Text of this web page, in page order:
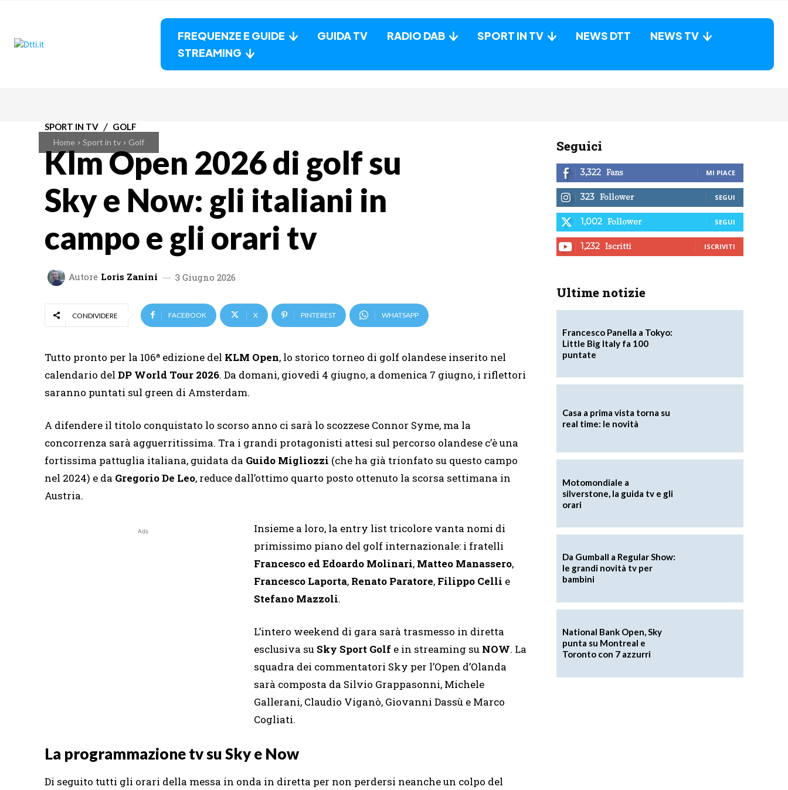
FREQUENZE E GUIDE GUIDA TV RADIO DAB SPORT IN TV NEWS DTT
NEWS TV
STREAMING
Home Sport in tv Golf
SPORT IN TV GOLF
Klm Open 2026 di golf su
Sky e Now: gli italiani in
campo e gli orari tv
Autore Loris Zanini 3 Giugno 2026
CONDIVIDERE FACEBOOK X PINTEREST WHATSAPP
Tutto pronto per la 106ª edizione del KLM Open, lo storico torneo di golf olandese inserito nel
calendario del DP World Tour 2026. Da domani, giovedì 4 giugno, a domenica 7 giugno, i riflettori
saranno puntati sul green di Amsterdam.
A difendere il titolo conquistato lo scorso anno ci sarà lo scozzese Connor Syme, ma la
concorrenza sarà agguerritissima. Tra i grandi protagonisti attesi sul percorso olandese c’è una
fortissima pattuglia italiana, guidata da Guido Migliozzi (che ha già trionfato su questo campo
nel 2024) e da Gregorio De Leo, reduce dall’ottimo quarto posto ottenuto la scorsa settimana in
Austria.
Ads
Insieme a loro, la entry list tricolore vanta nomi di
primissimo piano del golf internazionale: i fratelli
Francesco ed Edoardo Molinari, Matteo Manassero,
Francesco Laporta, Renato Paratore, Filippo Celli e
Stefano Mazzoli.
L’intero weekend di gara sarà trasmesso in diretta
esclusiva su Sky Sport Golf e in streaming su NOW. La
squadra dei commentatori Sky per l’Open d’Olanda
sarà composta da Silvio Grappasonni, Michele
Gallerani, Claudio Viganò, Giovanni Dassù e Marco
Cogliati.
La programmazione tv su Sky e Now
Di seguito tutti gli orari della messa in onda in diretta per non perdersi neanche un colpo del
Seguici
3,322 Fans MI PIACE
323 Follower SEGUI
1,002 Follower SEGUI
1,232 Iscritti ISCRIVITI
Ultime notizie
Francesco Panella a Tokyo:
Little Big Italy fa 100
puntate
Casa a prima vista torna su
real time: le novità
Motomondiale a
silverstone, la guida tv e gli
orari
Da Gumball a Regular Show:
le grandi novità tv per
bambini
National Bank Open, Sky
punta su Montreal e
Toronto con 7 azzurri